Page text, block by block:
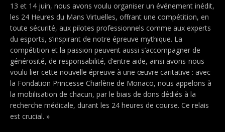
13 et 14 juin, nous avons voulu organiser un événement inédit,
les 24 Heures du Mans Virtuelles, offrant une compétition, en
toute sécurité, aux pilotes professionnels comme aux experts
du esports, s’inspirant de notre épreuve mythique. La
compétition et la passion peuvent aussi s’accompagner de
générosité, de responsabilité, d’entre aide, ainsi avons-nous
voulu lier cette nouvelle épreuve à une œuvre caritative : avec
la Fondation Princesse Charlène de Monaco, nous appelons à
la mobilisation de chacun, par le biais de dons dédiés à la
recherche médicale, durant les 24 heures de course. Ce relais
est crucial. »